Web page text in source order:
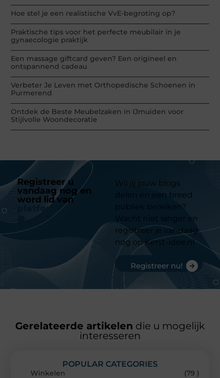
Hoe stel je een realistische VvE-begroting op?
Praktische tips voor het perfecte meubilair in je
gynaecologie praktijk
Een massage giftcard geven? Een origineel en
ontspannend cadeau
Verbeter Je Leven met Orthopedische Schoenen in
Purmerend
Ontdek de Beste Meubelzaken in IJmuiden voor
Stijlvolle Woondecoratie
Registreer u
vandaag nog en
word lid van
platform
Wil jij jouw blogs
delen en een breed
publiek bereiken?
Wacht niet langer en
registreer je vandaag
nog op Kerst-idee.nl
Registreer nu!
Gerelateerde artikelen die u mogelijk
interesseren
POPULAR CATEGORIES
Winkelen
(79 )